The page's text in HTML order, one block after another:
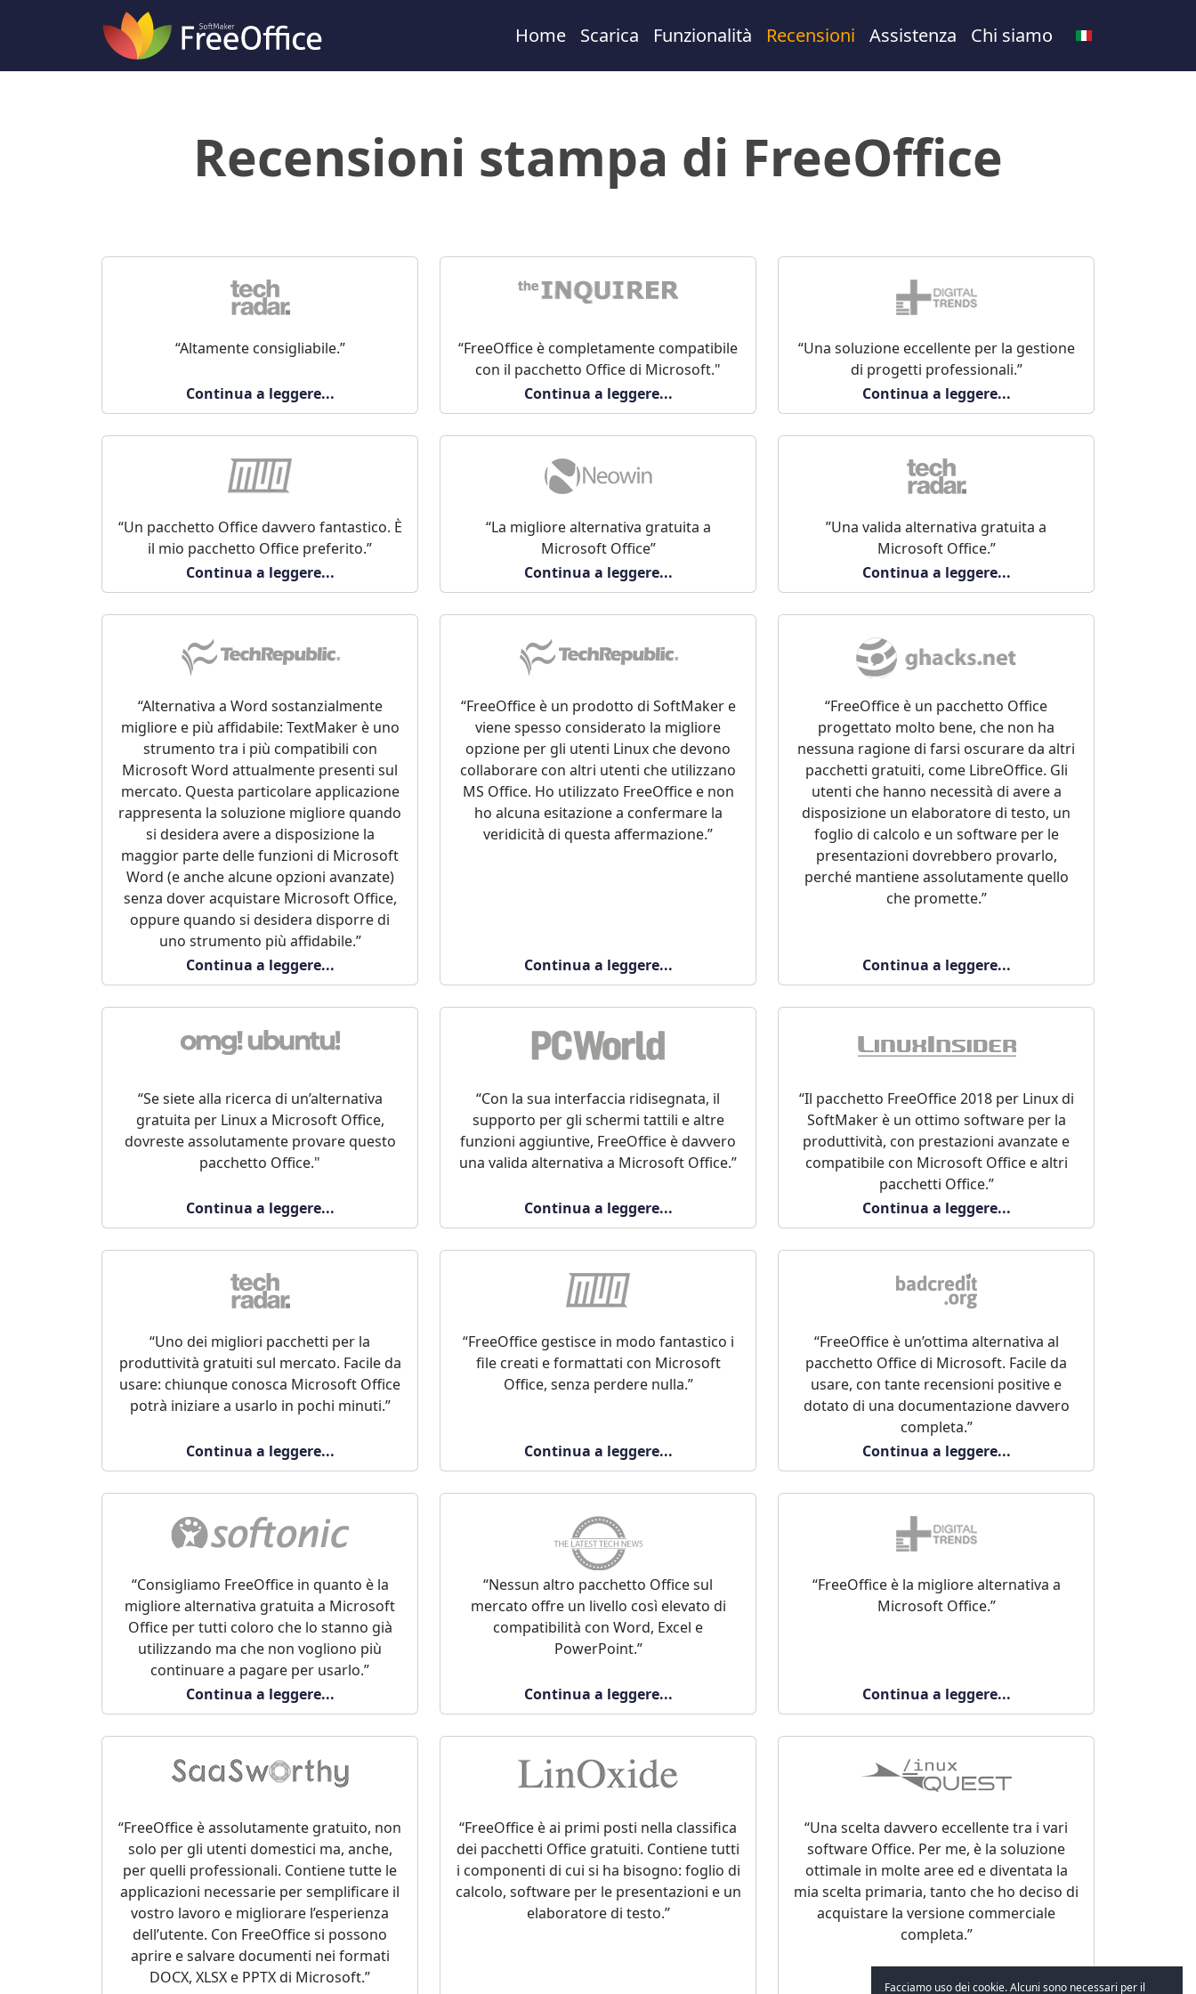
Home Scarica Funzionalità Recensioni Assistenza Chi siamo
Recensioni stampa di FreeOffice
“Altamente consigliabile.”
Continua a leggere...
“FreeOffice è completamente compatibile
con il pacchetto Office di Microsoft."
Continua a leggere...
“Una soluzione eccellente per la gestione
di progetti professionali.”
Continua a leggere...
“Un pacchetto Office davvero fantastico. È
il mio pacchetto Office preferito.”
Continua a leggere...
“La migliore alternativa gratuita a
Microsoft Office”
Continua a leggere...
”Una valida alternativa gratuita a
Microsoft Office.”
Continua a leggere...
“Alternativa a Word sostanzialmente
migliore e più affidabile: TextMaker è uno
strumento tra i più compatibili con
Microsoft Word attualmente presenti sul
mercato. Questa particolare applicazione
rappresenta la soluzione migliore quando
si desidera avere a disposizione la
maggior parte delle funzioni di Microsoft
Word (e anche alcune opzioni avanzate)
senza dover acquistare Microsoft Office,
oppure quando si desidera disporre di
uno strumento più affidabile.”
Continua a leggere...
“FreeOffice è un prodotto di SoftMaker e
viene spesso considerato la migliore
opzione per gli utenti Linux che devono
collaborare con altri utenti che utilizzano
MS Office. Ho utilizzato FreeOffice e non
ho alcuna esitazione a confermare la
veridicità di questa affermazione.”
Continua a leggere...
“FreeOffice è un pacchetto Office
progettato molto bene, che non ha
nessuna ragione di farsi oscurare da altri
pacchetti gratuiti, come LibreOffice. Gli
utenti che hanno necessità di avere a
disposizione un elaboratore di testo, un
foglio di calcolo e un software per le
presentazioni dovrebbero provarlo,
perché mantiene assolutamente quello
che promette.”
Continua a leggere...
“Se siete alla ricerca di un’alternativa
gratuita per Linux a Microsoft Office,
dovreste assolutamente provare questo
pacchetto Office."
Continua a leggere...
“Con la sua interfaccia ridisegnata, il
supporto per gli schermi tattili e altre
funzioni aggiuntive, FreeOffice è davvero
una valida alternativa a Microsoft Office.”
Continua a leggere...
“Il pacchetto FreeOffice 2018 per Linux di
SoftMaker è un ottimo software per la
produttività, con prestazioni avanzate e
compatibile con Microsoft Office e altri
pacchetti Office.”
Continua a leggere...
“Uno dei migliori pacchetti per la
produttività gratuiti sul mercato. Facile da
usare: chiunque conosca Microsoft Office
potrà iniziare a usarlo in pochi minuti.”
Continua a leggere...
“FreeOffice gestisce in modo fantastico i
file creati e formattati con Microsoft
Office, senza perdere nulla.”
Continua a leggere...
“FreeOffice è un’ottima alternativa al
pacchetto Office di Microsoft. Facile da
usare, con tante recensioni positive e
dotato di una documentazione davvero
completa.”
Continua a leggere...
“Consigliamo FreeOffice in quanto è la
migliore alternativa gratuita a Microsoft
Office per tutti coloro che lo stanno già
utilizzando ma che non vogliono più
continuare a pagare per usarlo.”
Continua a leggere...
“Nessun altro pacchetto Office sul
mercato offre un livello così elevato di
compatibilità con Word, Excel e
PowerPoint.”
Continua a leggere...
“FreeOffice è la migliore alternativa a
Microsoft Office.”
Continua a leggere...
“FreeOffice è assolutamente gratuito, non
solo per gli utenti domestici ma, anche,
per quelli professionali. Contiene tutte le
applicazioni necessarie per semplificare il
vostro lavoro e migliorare l’esperienza
dell’utente. Con FreeOffice si possono
aprire e salvare documenti nei formati
DOCX, XLSX e PPTX di Microsoft.”
“FreeOffice è ai primi posti nella classifica
dei pacchetti Office gratuiti. Contiene tutti
i componenti di cui si ha bisogno: foglio di
calcolo, software per le presentazioni e un
elaboratore di testo.”
“Una scelta davvero eccellente tra i vari
software Office. Per me, è la soluzione
ottimale in molte aree ed e diventata la
mia scelta primaria, tanto che ho deciso di
acquistare la versione commerciale
completa.”
Facciamo uso dei cookie. Alcuni sono necessari per il